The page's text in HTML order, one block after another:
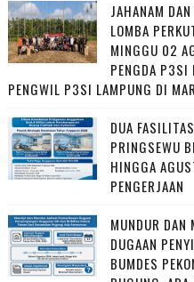
JAHANAM
LOMBA
MINGGU 02
PENGDA P3SI
PENGWIL P3SI LAMPUNG DI
DUA
PRINGSEWU
HINGGA
PENGERJAAN
MUNDUR DAN
DUGAAN
BUMDES